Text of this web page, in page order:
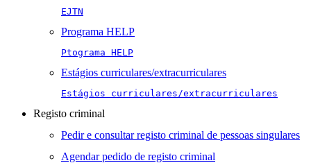
EJTN
Programa HELP
Ptograma HELP
Estágios curriculares/extracurriculares
Estágios curriculares/extracurriculares
Registo criminal
Pedir e consultar registo criminal de pessoas singulares
Agendar pedido de registo criminal